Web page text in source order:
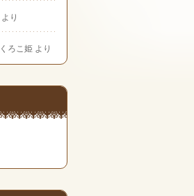
より
くろこ姫 より